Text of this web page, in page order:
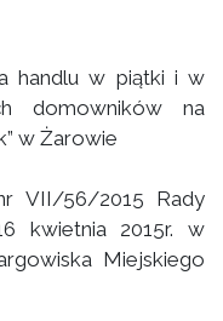
handlu w piątki i w
domowników na
w Żarowie
VII/56/2015 Rady
kwietnia 2015r. w
Miejskiego